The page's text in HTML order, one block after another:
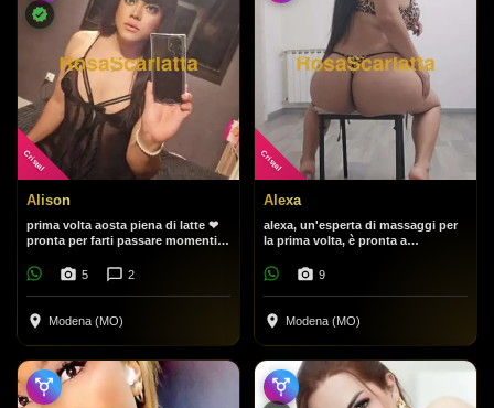
Cristal
Alison
prima volta aosta piena di latte ❤
pronta per farti passare momenti
pompino al naturale completa
5 2
Modena (MO)
Cristal
Alexa
alexa, un'esperta di massaggi per
la prima volta, è pronta a
9
Modena (MO)